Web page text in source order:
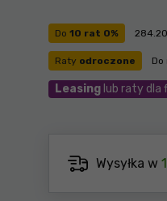
Do 10 rat 0% 284.20
Raty odroczone Do
Leasing lub raty dla
Wysyłka w